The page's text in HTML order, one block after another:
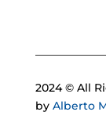
2024 © All
by Alberto